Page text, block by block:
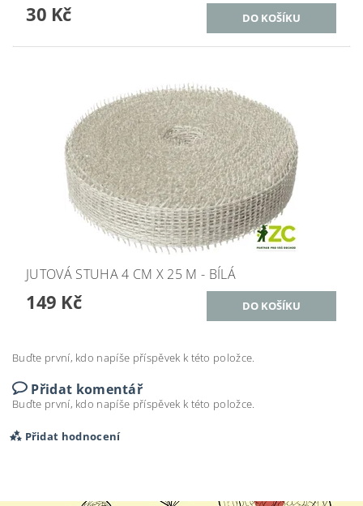
30 Kč
JUTOVÁ STUHA 4 CM X 25 M - BÍLÁ
149 Kč
Buďte první, kdo napíše příspěvek k této položce.
Přidat komentář
Buďte první, kdo napíše příspěvek k této položce.
Přidat hodnocení